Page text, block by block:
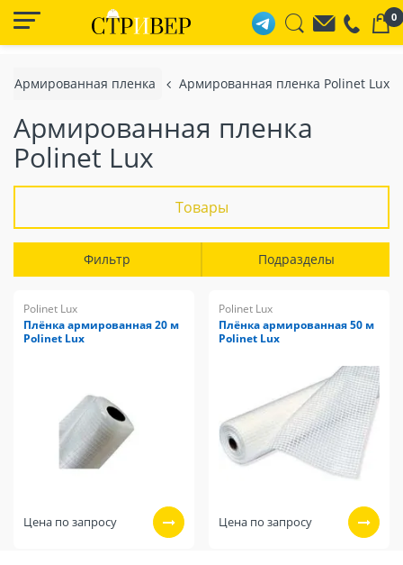
0
Армированная пленка Армированная пленка Polinet Lux
Армированная пленка
Polinet Lux
Товары
Фильтр Подразделы
Polinet Lux
Плёнка армированная 20 м
Polinet Lux
Цена по запросу
Polinet Lux
Плёнка армированная 50 м
Polinet Lux
Цена по запросу